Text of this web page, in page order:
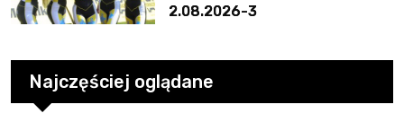
2.08.2026-3
Najczęściej oglądane